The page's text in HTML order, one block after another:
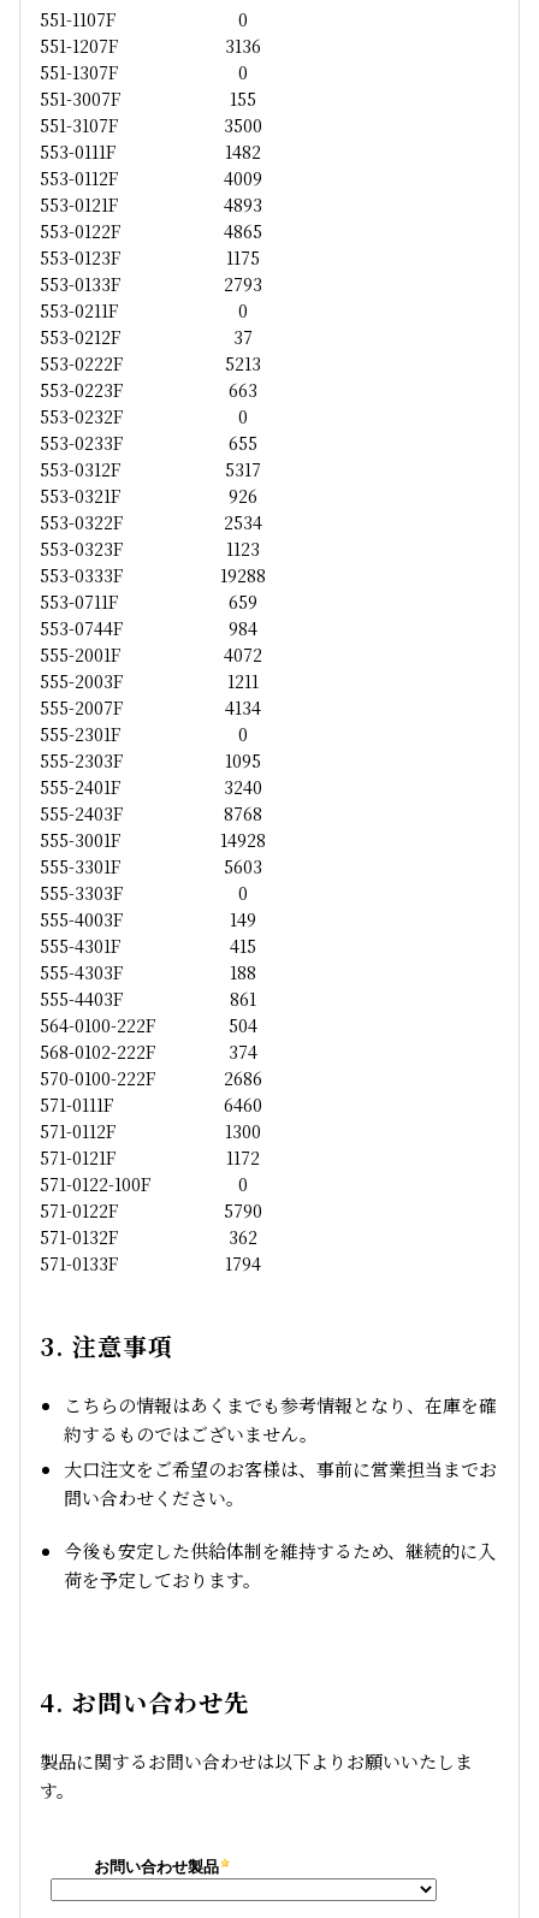
551-1107F
0
551-1207F
3136
551-1307F
0
551-3007F
155
551-3107F
3500
553-0111F
1482
553-0112F
4009
553-0121F
4893
553-0122F
4865
553-0123F
1175
553-0133F
2793
553-0211F
0
553-0212F
37
553-0222F
5213
553-0223F
663
553-0232F
0
553-0233F
655
553-0312F
5317
553-0321F
926
553-0322F
2534
553-0323F
1123
553-0333F
19288
553-0711F
659
553-0744F
984
555-2001F
4072
555-2003F
1211
555-2007F
4134
555-2301F
0
555-2303F
1095
555-2401F
3240
555-2403F
8768
555-3001F
14928
555-3301F
5603
555-3303F
0
555-4003F
149
555-4301F
415
555-4303F
188
555-4403F
861
564-0100-222F
504
568-0102-222F
374
570-0100-222F
2686
571-0111F
6460
571-0112F
1300
571-0121F
1172
571-0122-100F
0
571-0122F
5790
571-0132F
362
571-0133F
1794
3. 注意事項
こちらの情報はあくまでも参考情報となり、在庫を確
約するものではございません。
大口注文をご希望のお客様は、事前に営業担当までお
問い合わせください。
今後も安定した供給体制を維持するため、継続的に入
荷を予定しております。
4. お問い合わせ先
製品に関するお問い合わせは以下よりお願いいたしま
す。